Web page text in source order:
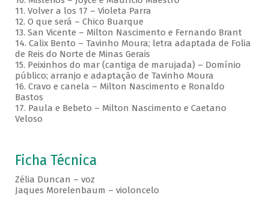
11. Volver a los 17 – Violeta Parra
12. O que será – Chico Buarque
13. San Vicente – Milton Nascimento e Fernando Brant
14. Calix Bento – Tavinho Moura; letra adaptada de Folia
de Reis do Norte de Minas Gerais
15. Peixinhos do mar (cantiga de marujada) – Domínio
público; arranjo e adaptação de Tavinho Moura
16. Cravo e canela – Milton Nascimento e Ronaldo
Bastos
17. Paula e Bebeto – Milton Nascimento e Caetano
Veloso
Ficha Técnica
Zélia Duncan – voz
Jaques Morelenbaum – violoncelo